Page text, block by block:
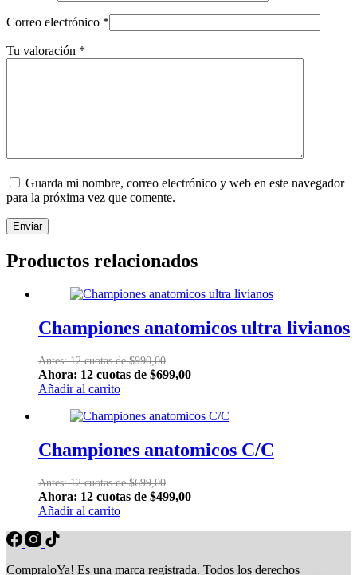
Correo electrónico *
Tu valoración *
Guarda mi nombre, correo electrónico y web en este navegador
para la próxima vez que comente.
Enviar
Productos relacionados
Championes anatomicos ultra livianos
Antes: 12 cuotas de $990,00
Ahora: 12 cuotas de $699,00
Añadir al carrito
Championes anatomicos C/C
Antes: 12 cuotas de $699,00
Ahora: 12 cuotas de $499,00
Añadir al carrito
CompraloYa! Es una marca registrada. Todos los derechos